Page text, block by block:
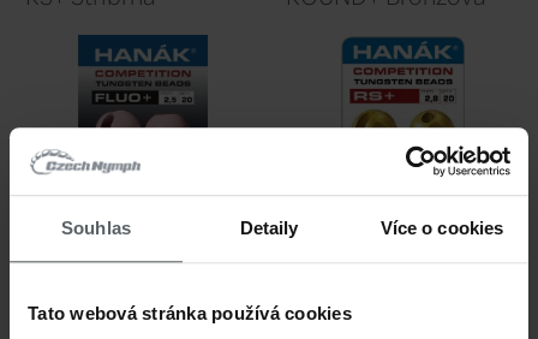
Souhlas Detaily Více o cookies
Tato webová stránka používá cookies
199 CZK
Tungstenové kuličky
Hanák Competition
ROUND+ černá matná
Hanák
RS+
zlato